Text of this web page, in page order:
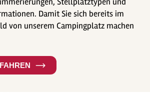
Damit Sie sich bereits im
von unserem Campingplatz machen